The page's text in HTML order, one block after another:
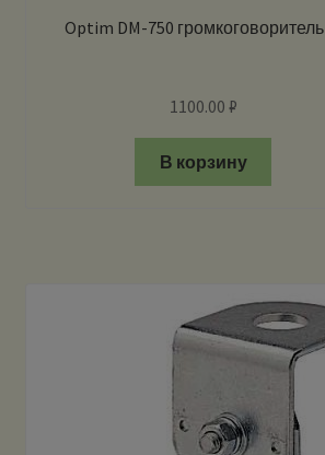
Optim DM-750 громкоговоритель
1100.00 ₽
В корзину